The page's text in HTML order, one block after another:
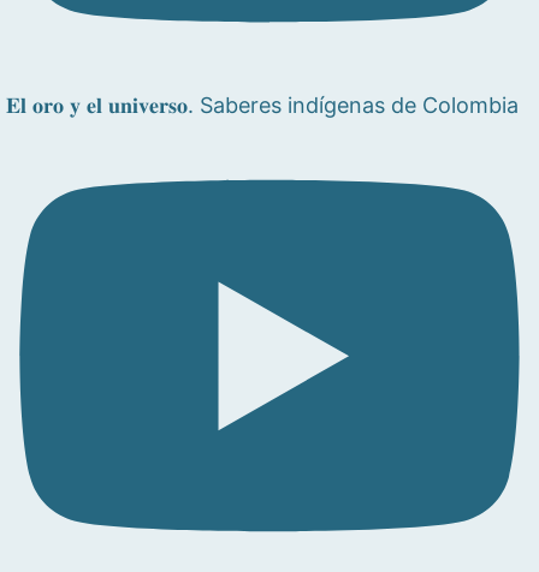
𝐄𝐥 𝐨𝐫𝐨 𝐲 𝐞𝐥 𝐮𝐧𝐢𝐯𝐞𝐫𝐬𝐨. Saberes indígenas de Colombia